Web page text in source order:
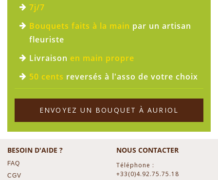
7j/7
Bouquets faits à la main par un artisan
fleuriste
Livraison en main propre
50 cents reversés à l'asso de votre choix
ENVOYEZ UN BOUQUET À AURIOL
BESOIN D'AIDE ?
FAQ
CGV
NOUS CONTACTER
Téléphone :
+33(0)4.92.75.75.18